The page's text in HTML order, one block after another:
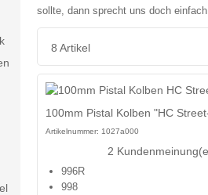
sollte, dann sprecht uns doch
8 Artikel
100mm Pistal Kolben "HC
Artikelnummer: 1027a000
2
996R
998